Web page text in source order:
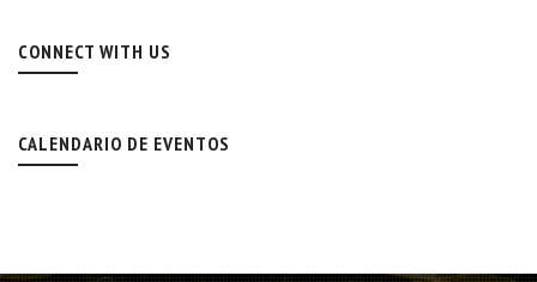
CONNECT WITH US
CALENDARIO DE EVENTOS